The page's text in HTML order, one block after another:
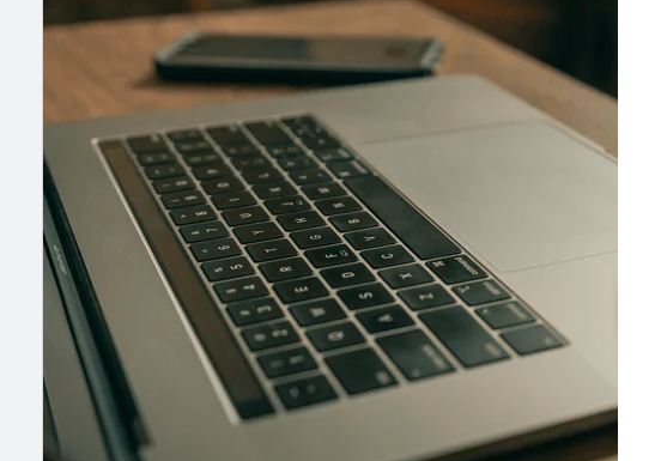
Encuentra tu noticia
Buscar
×